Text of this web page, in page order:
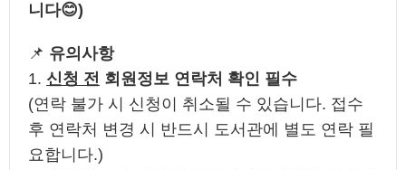
니다😊)
📌 유의사항
1. 신청 전 회원정보 연락처 확인 필수
(연락 불가 시 신청이 취소될 수 있습니다. 접수
후 연락처 변경 시 반드시 도서관에 별도 연락 필
요합니다.)